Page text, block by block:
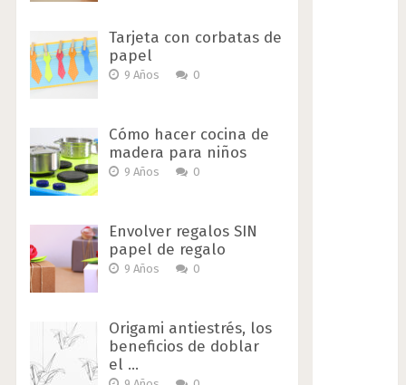
Tarjeta con corbatas de
papel
9 Años 0
Cómo hacer cocina de
madera para niños
9 Años 0
Envolver regalos SIN
papel de regalo
9 Años 0
Origami antiestrés, los
beneficios de doblar
el …